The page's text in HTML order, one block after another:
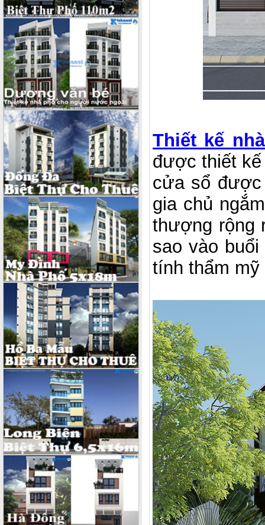
Thiết kế
được thiết kế
cửa sổ được
gia chủ
thượng rộng
sao vào
tính thẩm mỹ